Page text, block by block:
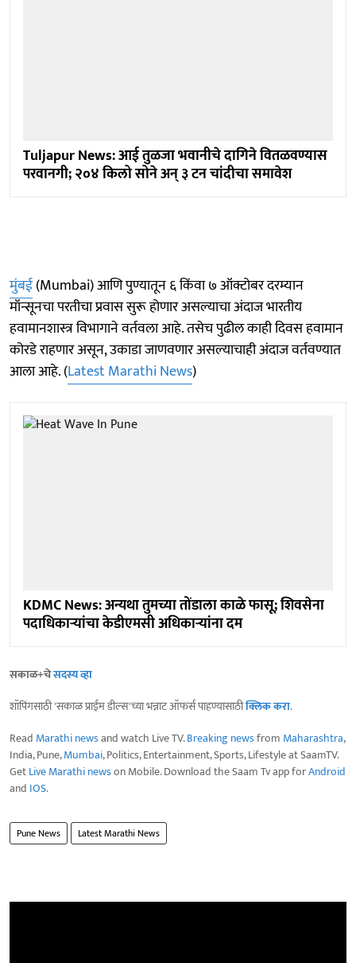
Tuljapur News: आई तुळजा भवानीचे दागिने वितळवण्यास
परवानगी; २०४ किलो सोने अन् ३ टन चांदीचा समावेश
मुंबई(Mumbai) आणि पुण्यातून ६ किंवा ७ ऑक्टोबर दरम्यान
मॉन्सूनचा परतीचा प्रवास सुरू होणार असल्याचा अंदाज भारतीय
हवामानशास्त्र विभागाने वर्तवला आहे. तसेच पुढील काही दिवस हवामान
कोरडे राहणार असून, उकाडा जाणवणार असल्याचाही अंदाज वर्तवण्यात
आला आहे. (Latest Marathi News)
KDMC News: अन्यथा तुमच्या तोंडाला काळे फासू; शिवसेना
पदाधिकाऱ्यांचा केडीएमसी अधिकाऱ्यांना दम
सकाळ+चेसदस्य व्हा
शॉपिंगसाठी 'सकाळ प्राईम डील्स'च्या भन्नाट ऑफर्स पाहण्यासाठीक्लिक करा.
Read Marathi newsand watch Live TV.Breaking newsfrom Maharashtra,
India, Pune,Mumbai, Politics, Entertainment, Sports, Lifestyle at SaamTV.
GetLive Marathi newson Mobile. Download the Saam Tv app forAndroid
and IOS.
Pune News Latest Marathi News